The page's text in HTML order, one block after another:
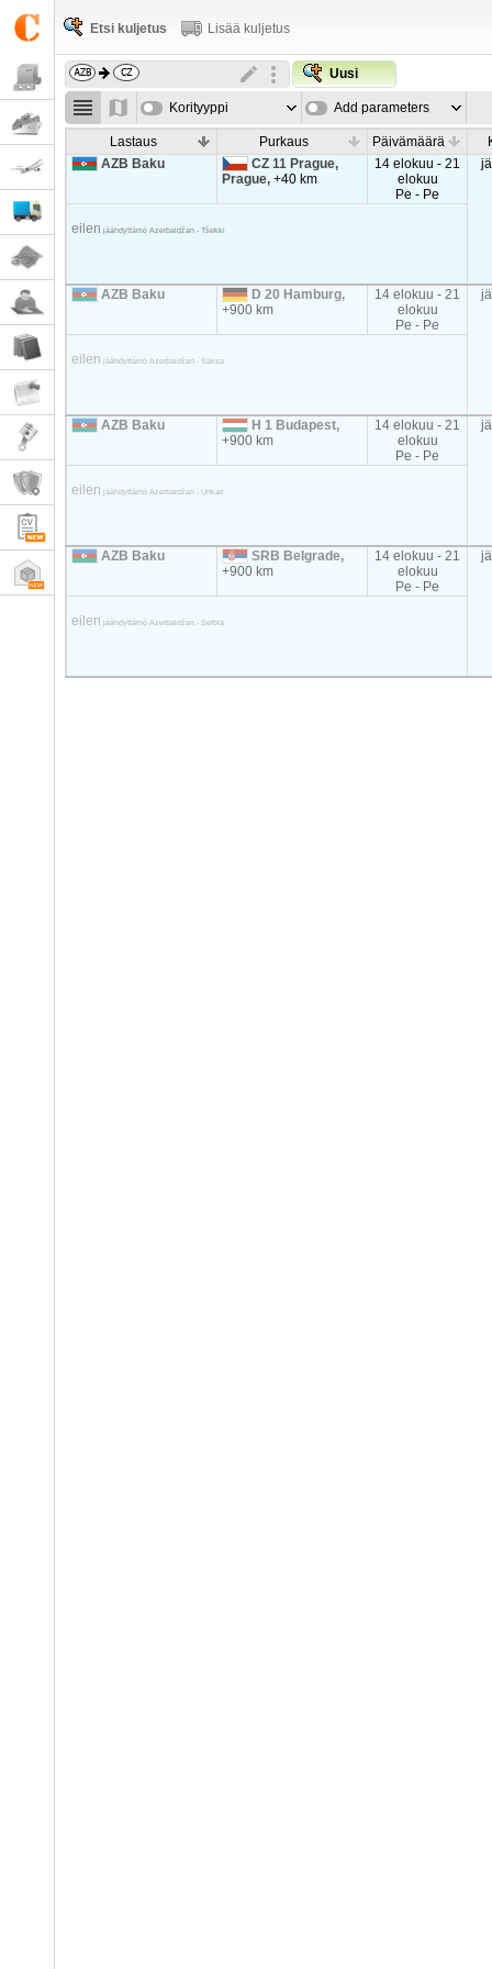
Etsi kuljetus Lisää kuljetus
Uusi
Korityyppi Add parameters
Lastaus Purkaus Päivämäärä
AZB Baku
CZ 11 Prague,
Prague,+40 km
14 elokuu - 21
elokuu
Pe - Pe
eilen jäähdyttämö Azerbaidžan - Tšekki
AZB Baku
D 20 Hamburg,
+900 km
14 elokuu - 21
elokuu
Pe - Pe
eilen jäähdyttämö Azerbaidžan - Saksa
AZB Baku
H 1 Budapest,
+900 km
14 elokuu - 21
elokuu
Pe - Pe
eilen jäähdyttämö Azerbaidžan - Unkari
AZB Baku
SRB Belgrade,
+900 km
14 elokuu - 21
elokuu
Pe - Pe
eilen jäähdyttämö Azerbaidžan - Serbia